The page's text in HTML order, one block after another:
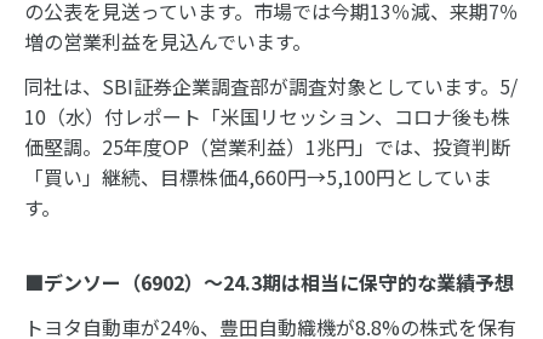
の公表を見送っています。市場では今期13％減、来期7％
増の営業利益を見込んでいます。
同社は、SBI証券企業調査部が調査対象としています。5/
10（水）付レポート「米国リセッション、コロナ後も株
価堅調。25年度OP（営業利益）1兆円」では、投資判断
「買い」継続、目標株価4,660円→5,100円としていま
す。
■デンソー（6902）～24.3期は相当に保守的な業績予想
トヨタ自動車が24%、豊田自動織機が8.8%の株式を保有